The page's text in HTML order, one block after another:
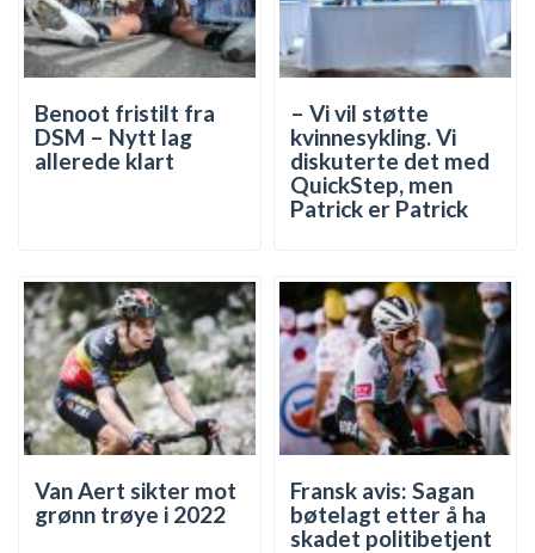
Benoot fristilt fra
DSM – Nytt lag
allerede klart
– Vi vil støtte
kvinnesykling. Vi
diskuterte det med
QuickStep, men
Patrick er Patrick
Van Aert sikter mot
grønn trøye i 2022
Fransk avis: Sagan
bøtelagt etter å ha
skadet politibetjent